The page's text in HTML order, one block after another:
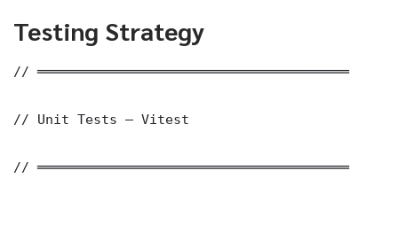
Testing Strategy
// ═══════════════════════════════════════
// Unit Tests — Vitest
// ═══════════════════════════════════════